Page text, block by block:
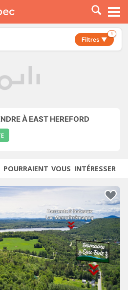
Filtres ▼
1
À EAST HEREFORD
VOUS INTÉRESSER